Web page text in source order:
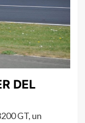
DEL
GT, un